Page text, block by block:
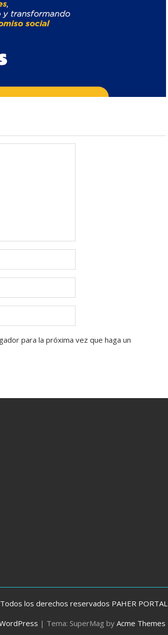
para la próxima vez que haga un
los derechos reservados PAHER PORTAL
| Tema: SuperMag by Acme Themes